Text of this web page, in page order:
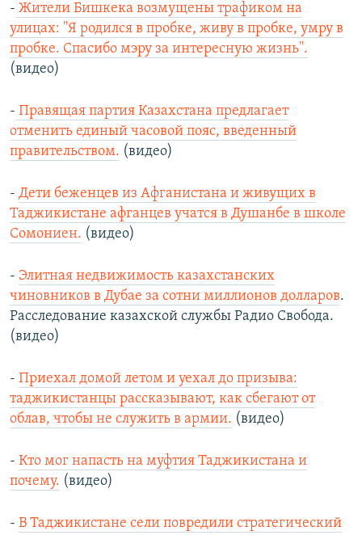
- Жители Бишкека возмущены трафиком на
улицах: "Я родился в пробке, живу в пробке, умру в
пробке. Спасибо мэру за интересную жизнь".
(видео)
- Правящая партия Казахстана предлагает
отменить единый часовой пояс, введенный
правительством. (видео)
- Дети беженцев из Афганистана и живущих в
Таджикистане афганцев учатся в Душанбе в школе
Сомониен. (видео)
- Элитная недвижимость казахстанских
чиновников в Дубае за сотни миллионов долларов.
Расследование казахской службы Радио Свобода.
(видео)
- Приехал домой летом и уехал до призыва:
таджикистанцы рассказывают, как сбегают от
облав, чтобы не служить в армии. (видео)
- Кто мог напасть на муфтия Таджикистана и
почему. (видео)
- В Таджикистане сели повредили стратегический